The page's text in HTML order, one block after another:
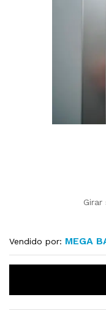
Vendido por: MEGA